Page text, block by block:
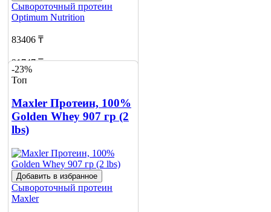
Сывороточный протеин
Optimum Nutrition
83406 ₸
91747 ₸
Добавить в корзину
-23%
Топ
Maxler Протеин, 100%
Golden Whey 907 гр (2
lbs)
Добавить в избранное
Сывороточный протеин
Maxler